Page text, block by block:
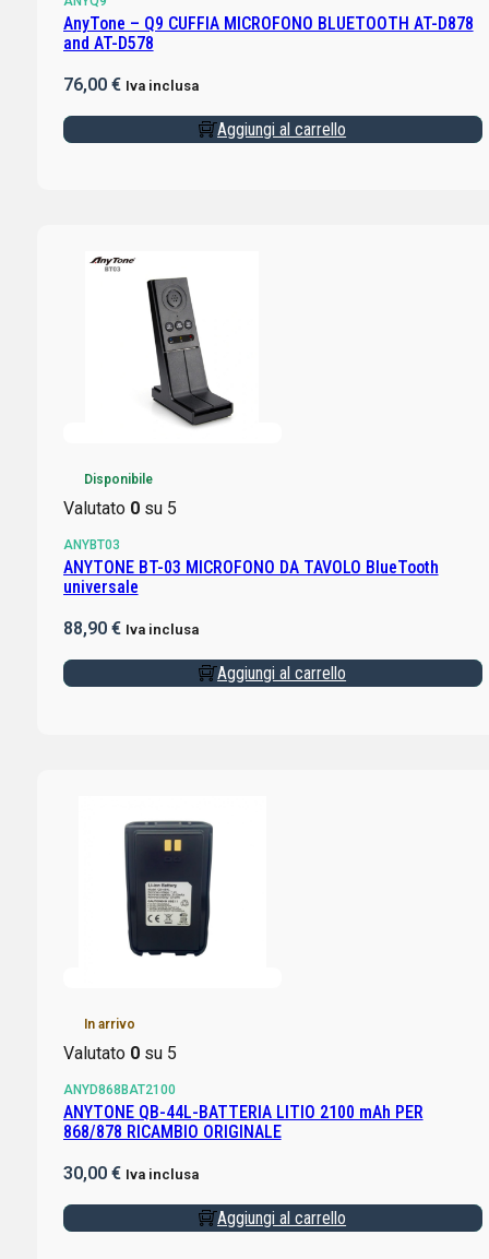
AnyTone – Q9 CUFFIA MICROFONO BLUETOOTH AT-D878
and AT-D578
76,00 € Iva inclusa
Aggiungi al carrello
Disponibile
Valutato 0su 5
ANYBT03
ANYTONE BT-03 MICROFONO DA TAVOLO BlueTooth
universale
88,90 € Iva inclusa
Aggiungi al carrello
In arrivo
Valutato 0su 5
ANYD868BAT2100
ANYTONE QB-44L-BATTERIA LITIO 2100 mAh PER
868/878 RICAMBIO ORIGINALE
30,00 € Iva inclusa
Aggiungi al carrello